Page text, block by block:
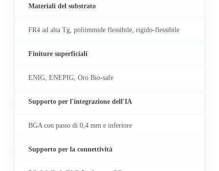
Materiali del substrato
FR4 ad alta Tg, poliimmide flessibile, rigido-flessibile
Finiture superficiali
ENIG, ENEPIG, Oro Bio-safe
Supporto per l'integrazione dell'IA
BGA con passo di 0,4 mm e inferiore
Supporto per la connettività